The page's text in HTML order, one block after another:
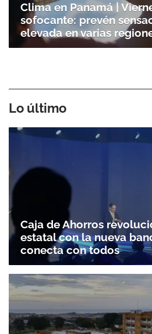
Clima en Panamá |
sofocante: prevén
elevada en varias
Lo último
Caja de Ahorros
estatal con la nueva
conecta con todos